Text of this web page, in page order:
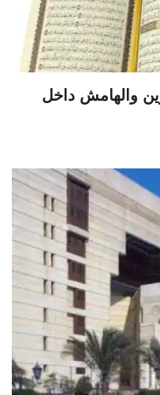
والهامش داخل